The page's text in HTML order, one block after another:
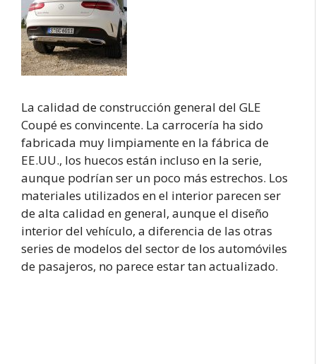
La calidad de construcción general del GLE
Coupé es convincente. La carrocería ha sido
fabricada muy limpiamente en la fábrica de
EE.UU., los huecos están incluso en la serie,
aunque podrían ser un poco más estrechos. Los
materiales utilizados en el interior parecen ser
de alta calidad en general, aunque el diseño
interior del vehículo, a diferencia de las otras
series de modelos del sector de los automóviles
de pasajeros, no parece estar tan actualizado.